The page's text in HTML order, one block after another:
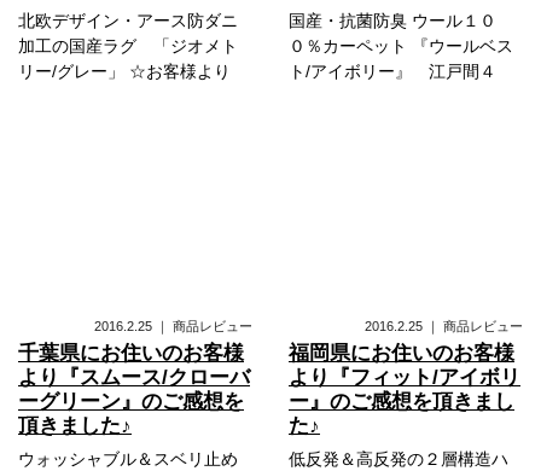
北欧デザイン・アース防ダニ
加工の国産ラグ 「ジオメト
リー/グレー」 ☆お客様より
国産・抗菌防臭 ウール１０
０％カーペット 『ウールベス
ト/アイボリー』 江戸間４
2016.2.25 ｜ 商品レビュー
千葉県にお住いのお客様
より『スムース/クローバ
ーグリーン』のご感想を
頂きました♪
ウォッシャブル＆スベリ止め
2016.2.25 ｜ 商品レビュー
福岡県にお住いのお客様
より『フィット/アイボリ
ー』のご感想を頂きまし
た♪
低反発＆高反発の２層構造ハ